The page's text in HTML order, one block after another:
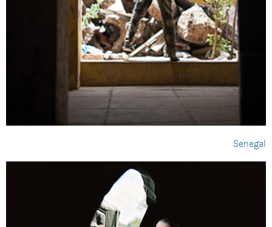
Senegal